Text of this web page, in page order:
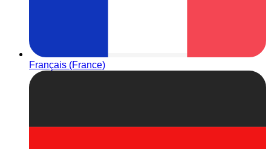
Français (France)